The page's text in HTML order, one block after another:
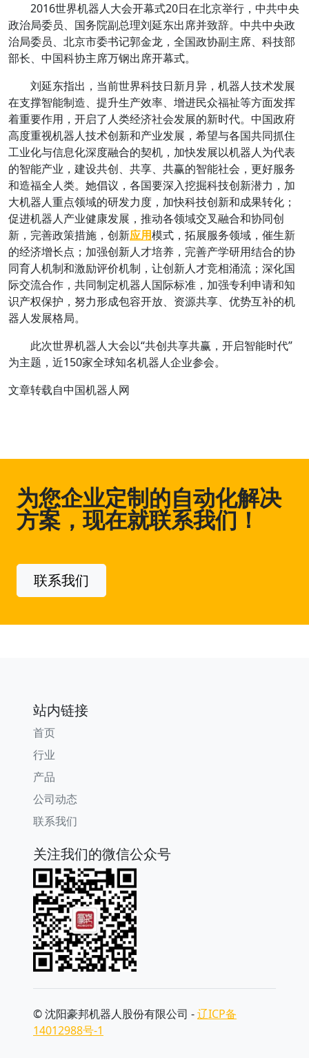
2016世界机器人大会开幕式20日在北京举行，中共中央
政治局委员、国务院副总理刘延东出席并致辞。中共中央政
治局委员、北京市委书记郭金龙，全国政协副主席、科技部
部长、中国科协主席万钢出席开幕式。
刘延东指出，当前世界科技日新月异，机器人技术发展
在支撑智能制造、提升生产效率、增进民众福祉等方面发挥
着重要作用，开启了人类经济社会发展的新时代。中国政府
高度重视机器人技术创新和产业发展，希望与各国共同抓住
工业化与信息化深度融合的契机，加快发展以机器人为代表
的智能产业，建设共创、共享、共赢的智能社会，更好服务
和造福全人类。她倡议，各国要深入挖掘科技创新潜力，加
大机器人重点领域的研发力度，加快科技创新和成果转化；
促进机器人产业健康发展，推动各领域交叉融合和协同创
新，完善政策措施，创新应用模式，拓展服务领域，催生新
的经济增长点；加强创新人才培养，完善产学研用结合的协
同育人机制和激励评价机制，让创新人才竞相涌流；深化国
际交流合作，共同制定机器人国际标准，加强专利申请和知
识产权保护，努力形成包容开放、资源共享、优势互补的机
器人发展格局。
此次世界机器人大会以“共创共享共赢，开启智能时代”
为主题，近150家全球知名机器人企业参会。
文章转载自中国机器人网
为您企业定制的自动化解决
方案，现在就联系我们！
联系我们
站内链接
首页
行业
产品
公司动态
联系我们
关注我们的微信公众号
© 沈阳豪邦机器人股份有限公司 -辽ICP备
14012988号-1